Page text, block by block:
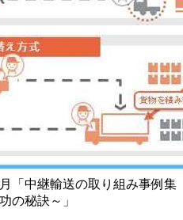
「中継輸送の取り組み事例集
の秘訣～」